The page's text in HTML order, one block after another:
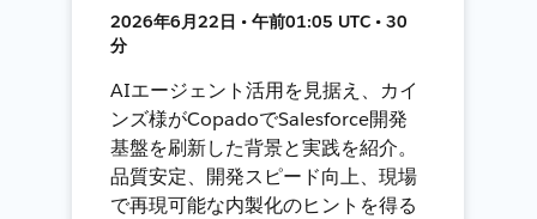
2026年6月22日 • 午前01:05 UTC • 30
分
AIエージェント活用を見据え、カイ
ンズ様がCopadoでSalesforce開発
基盤を刷新した背景と実践を紹介。
品質安定、開発スピード向上、現場
で再現可能な内製化のヒントを得る